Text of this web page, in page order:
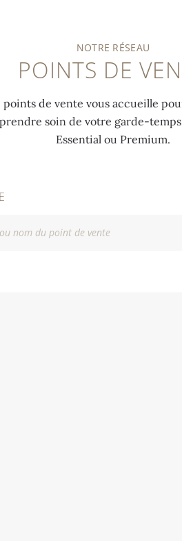
NOTRE RÉSEAU
POINTS DE
de vente vous accueille
soin de votre garde-
Essential ou Premium.